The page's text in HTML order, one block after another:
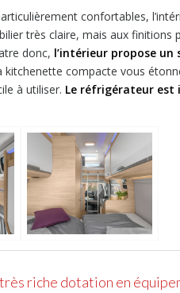
confortables,
très claire, mais aux
donc, l’intérieur propose
kitchenette compacte vous
à utiliser. Le réfrigérateur est
riche dotation en